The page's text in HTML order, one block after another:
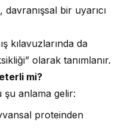
bir uyarıcı
kılavuzlarında da
olarak tanımlanır.
mi?
şu anlama gelir:
proteinden